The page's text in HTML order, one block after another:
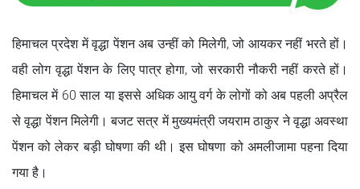
हिमाचल प्रदेश में वृद्धा पेंशन अब उन्हीं को मिलेगी, जो आयकर नहीं भरते हों।
वही लोग वृद्धा पेंशन के लिए पात्र होगा, जो सरकारी नौकरी नहीं करते हों।
हिमाचल में 60 साल या इससे अधिक आयु वर्ग के लोगों को अब पहली अप्रैल
से वृद्धा पेंशन मिलेगी। बजट सत्र में मुख्यमंत्री जयराम ठाकुर ने वृद्धा अवस्था
पेंशन को लेकर बड़ी घोषणा की थी। इस घोषणा को अमलीजामा पहना दिया
गया है।